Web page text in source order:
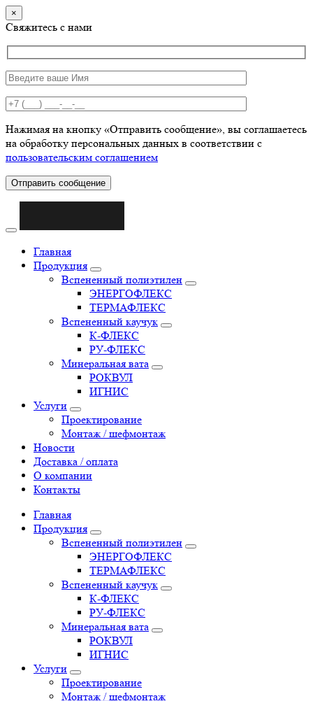
×
Свяжитесь с нами
Нажимая на кнопку «Отправить сообщение», вы соглашаетесь
на обработку персональных данных в соответствии с
пользовательским соглашением
Отправить сообщение
Главная
Продукция
Вспененный полиэтилен
ЭНЕРГОФЛЕКС
ТЕРМАФЛЕКС
Вспененный каучук
К-ФЛЕКС
РУ-ФЛЕКС
Минеральная вата
РОКВУЛ
ИГНИС
Услуги
Проектирование
Монтаж / шефмонтаж
Новости
Доставка / оплата
О компании
Контакты
Главная
Продукция
Вспененный полиэтилен
ЭНЕРГОФЛЕКС
ТЕРМАФЛЕКС
Вспененный каучук
К-ФЛЕКС
РУ-ФЛЕКС
Минеральная вата
РОКВУЛ
ИГНИС
Услуги
Проектирование
Монтаж / шефмонтаж